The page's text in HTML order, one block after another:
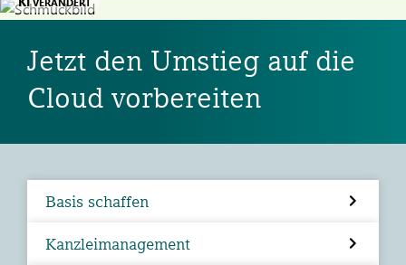
Jetzt den Umstieg auf die
Cloud vorbereiten
Basis schaffen
Kanzleimanagement